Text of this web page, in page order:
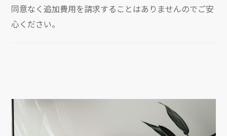
同意なく追加費用を請求することはありませんのでご安
心ください。